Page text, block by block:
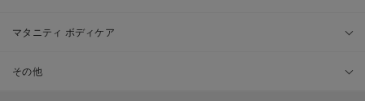
マタニティ ボディケア
その他